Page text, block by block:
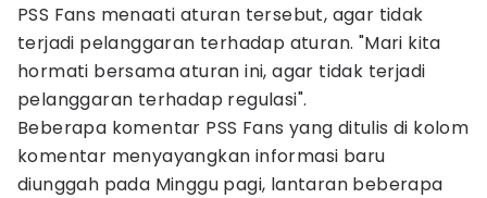
PSS Fans menaati aturan tersebut, agar tidak
terjadi pelanggaran terhadap aturan. "Mari kita
hormati bersama aturan ini, agar tidak terjadi
pelanggaran terhadap regulasi".
Beberapa komentar PSS Fans yang ditulis di kolom
komentar menyayangkan informasi baru
diunggah pada Minggu pagi, lantaran beberapa